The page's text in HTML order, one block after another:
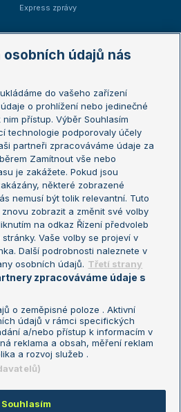
Express zprávy
Australian Open
French Open
Wimbledon
US Open
Turnaj mistrů
Turnaj mistryň
Nastavení soukromí
Reklama
Informace o zpracování osobních
údajů
údajů nás
ukládáme do vašeho zařízení
o prohlížení nebo jedinečné
přístup. Výběr Souhlasím
technologie podporovaly účely
partneři zpracováváme údaje za
Zamítnout vše nebo
je zakážete. Pokud jsou
některé zobrazené
nemusí být tolik relevantní. Tuto
zobrazit a změnit své volby
na odkaz Řízení předvoleb
Vaše volby se projeví v
Další podrobnosti naleznete v
osobních údajů. Třetí strany
zpracováváme údaje s
o zeměpisné poloze . Aktivní
údajů v rámci specifických
a/nebo přístup k informacím v
reklama a obsah, měření reklam
a rozvoj služeb .
Souhlasím